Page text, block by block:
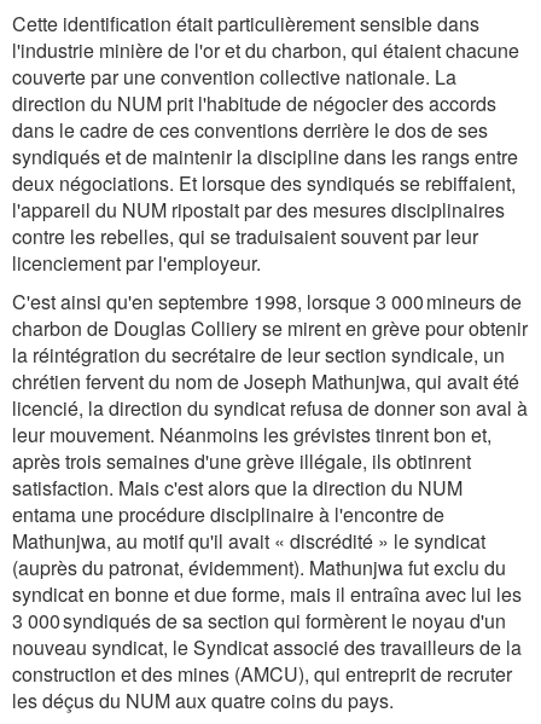
Cette identification était particulièrement sensible dans
l'industrie minière de l'or et du charbon, qui étaient chacune
couverte par une convention collective nationale. La
direction du NUM prit l'habitude de négocier des accords
dans le cadre de ces conventions derrière le dos de ses
syndiqués et de maintenir la discipline dans les rangs entre
deux négociations. Et lorsque des syndiqués se rebiffaient,
l'appareil du NUM ripostait par des mesures disciplinaires
contre les rebelles, qui se traduisaient souvent par leur
licenciement par l'employeur.
C'est ainsi qu'en septembre 1998, lorsque 3 000 mineurs de
charbon de Douglas Colliery se mirent en grève pour obtenir
la réintégration du secrétaire de leur section syndicale, un
chrétien fervent du nom de Joseph Mathunjwa, qui avait été
licencié, la direction du syndicat refusa de donner son aval à
leur mouvement. Néanmoins les grévistes tinrent bon et,
après trois semaines d'une grève illégale, ils obtinrent
satisfaction. Mais c'est alors que la direction du NUM
entama une procédure disciplinaire à l'encontre de
Mathunjwa, au motif qu'il avait « discrédité » le syndicat
(auprès du patronat, évidemment). Mathunjwa fut exclu du
syndicat en bonne et due forme, mais il entraîna avec lui les
3 000 syndiqués de sa section qui formèrent le noyau d'un
nouveau syndicat, le Syndicat associé des travailleurs de la
construction et des mines (AMCU), qui entreprit de recruter
les déçus du NUM aux quatre coins du pays.